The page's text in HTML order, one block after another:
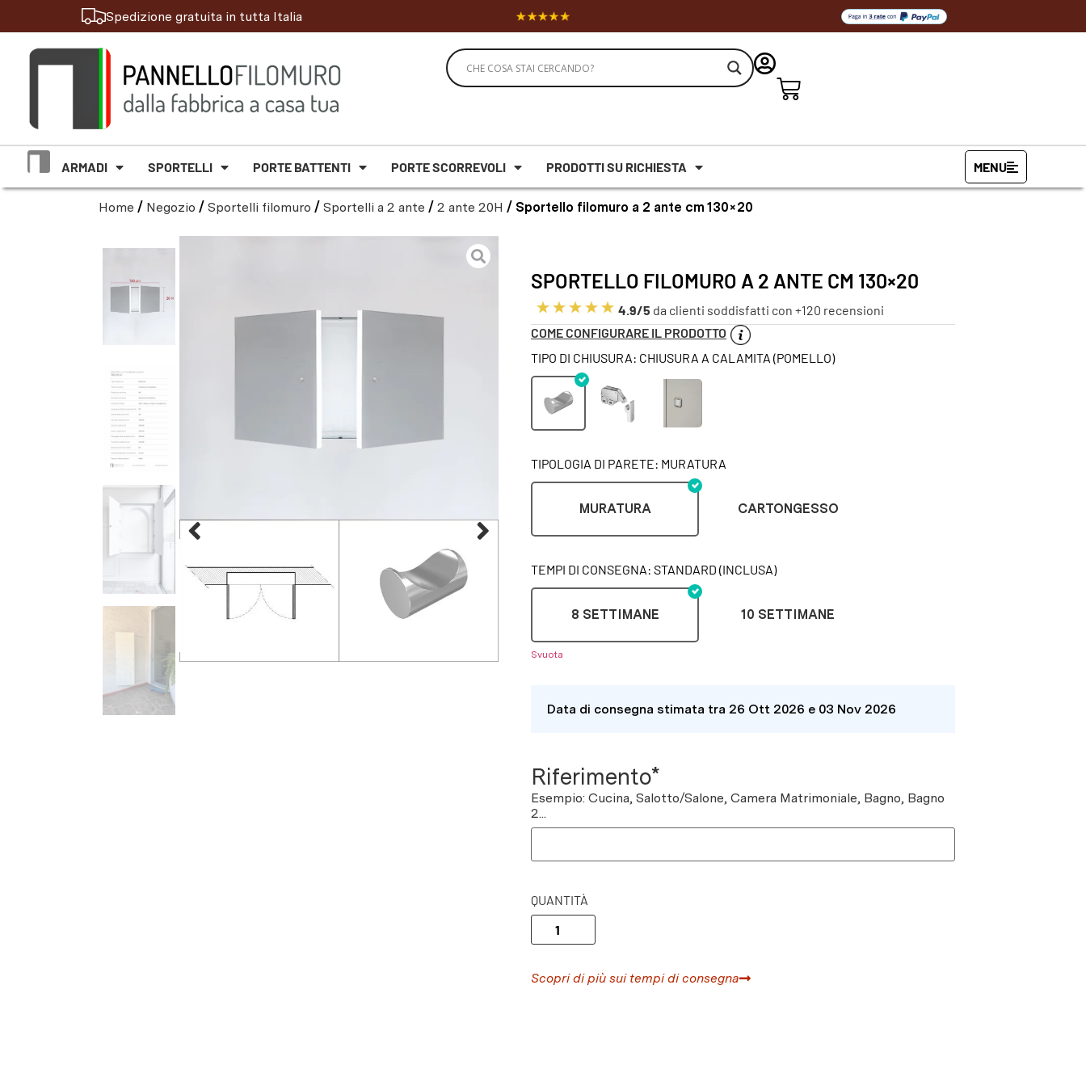
Spedizione gratuita in tutta Italia
ARMADI SPORTELLI PORTE BATTENTI PORTE SCORREVOLI PRODOTTI SU RICHIESTA MENU
Home / Negozio / Sportelli filomuro / Sportelli a 2 ante / 2 ante 20H / Sportello filomuro a 2 ante cm 130×20
SPORTELLO FILOMURO A 2 ANTE CM 130×20
4.9/5 da clienti soddisfatti con +120 recensioni
COME CONFIGURARE IL PRODOTTO
TIPO DI CHIUSURA: CHIUSURA A CALAMITA (POMELLO)
TIPOLOGIA DI PARETE: MURATURA
MURATURA CARTONGESSO
TEMPI DI CONSEGNA: STANDARD (INCLUSA)
8 SETTIMANE 10 SETTIMANE
Svuota
Data di consegna stimata tra 26 Ott 2026 e 03 Nov 2026
Riferimento*
Esempio: Cucina, Salotto/Salone, Camera Matrimoniale, Bagno, Bagno
2...
QUANTITÀ
Scopri di più sui tempi di consegna